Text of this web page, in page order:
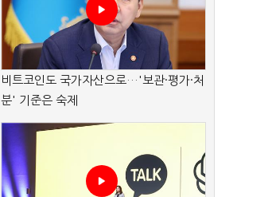
비트코인도 국가자산으로…'보관·평가·처
분' 기준은 숙제